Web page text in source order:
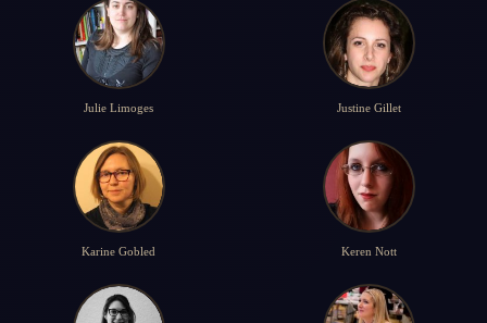
Julie Limoges Justine Gillet
Karine Gobled Keren Nott